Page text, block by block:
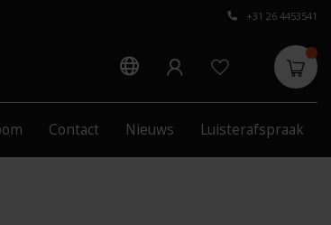
+31 26 4453541
Contact Nieuws Luisterafspraak